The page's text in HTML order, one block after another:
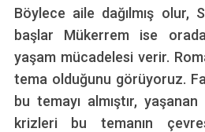
Böylece aile dağılmış olur,
başlar Mükerrem ise
yaşam mücadelesi verir.
tema olduğunu görüyoruz.
bu temayı almıştır,
krizleri bu temanın
e
c
h
f
o